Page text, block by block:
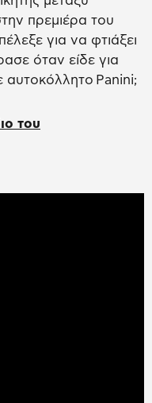
πρεμιέρα του
για να φτιάξει
όταν είδε για
Panini;
του